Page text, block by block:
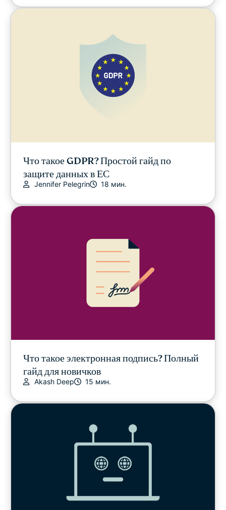
Что такое GDPR? Простой гайд по
защите данных в ЕС
Jennifer Pelegrin 18 мин.
Что такое электронная подпись? Полный
гайд для новичков
Akash Deep 15 мин.